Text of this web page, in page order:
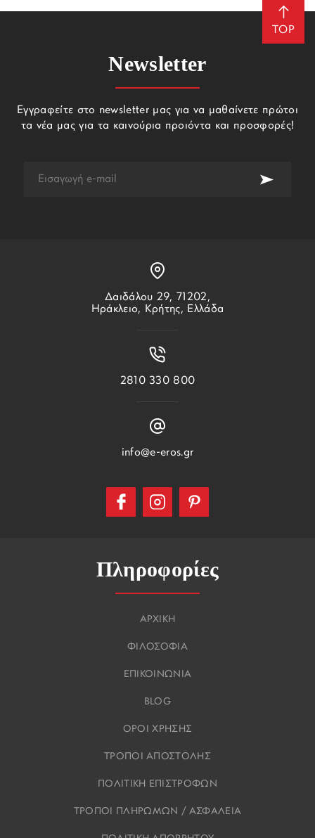
TOP
Πληροφορίες
ΑΡΧΙΚΗ
ΦΙΛΟΣΟΦΙΑ
ΕΠΙΚΟΙΝΩΝΙΑ
BLOG
ΟΡΟΙ ΧΡΗΣΗΣ
ΤΡΟΠΟΙ ΑΠΟΣΤΟΛΗΣ
ΠΟΛΙΤΙΚΗ ΕΠΙΣΤΡΟΦΩΝ
ΤΡΟΠΟΙ ΠΛΗΡΩΜΩΝ / ΑΣΦΑΛΕΙΑ
Δαιδάλου 29, 71202,
Ηράκλειο, Κρήτης, Ελλάδα
2810 330 800
info@e-eros.gr
Newsletter
Εγγραφείτε στο newsletter μας για να μαθαίνετε πρώτοι
τα νέα μας για τα καινούρια προιόντα και προσφορές!